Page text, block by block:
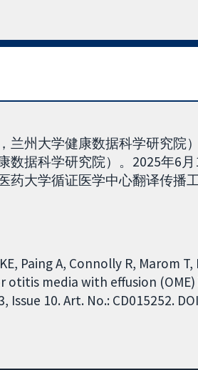
兰州大学健康数据科学研究院
数据科学研究院）。2025年6
药大学循证医学中心翻译传播
Paing A, Connolly R, Marom T,
otitis media with effusion
10. Art. No.: CD015252.